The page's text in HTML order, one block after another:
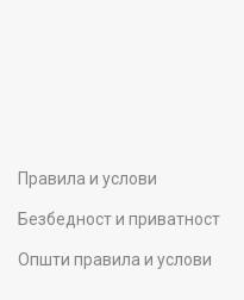
Правила и услови
Безбедност и приватност
Општи правила и услови